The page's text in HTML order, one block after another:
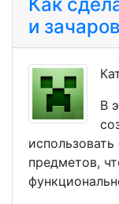
и
В
предметов,